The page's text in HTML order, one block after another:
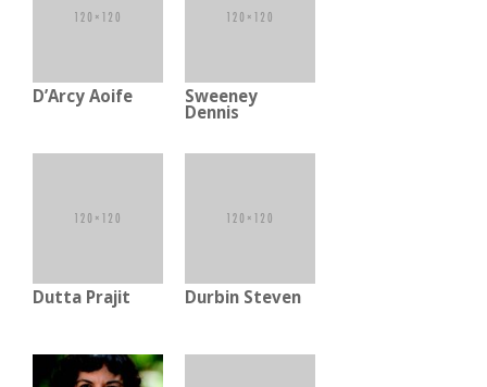
D’Arcy Aoife Sweeney
Dennis
Dutta Prajit Durbin Steven